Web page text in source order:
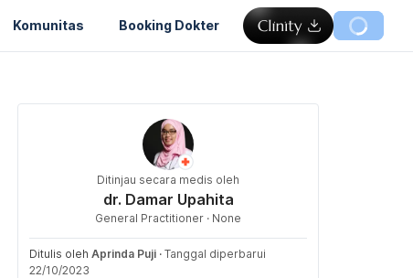
Komunitas Booking Dokter
Ditinjau secara medis oleh
dr. Damar Upahita
General Practitioner · None
Ditulis oleh Aprinda Puji · Tanggal diperbarui
22/10/2023